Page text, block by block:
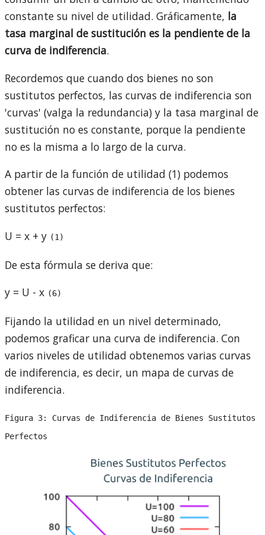
constante su nivel de utilidad. Gráficamente, la
tasa marginal de sustitución es la pendiente de la
curva de indiferencia.
Recordemos que cuando dos bienes no son
sustitutos perfectos, las curvas de indiferencia son
'curvas' (valga la redundancia) y la tasa marginal de
sustitución no es constante, porque la pendiente
no es la misma a lo largo de la curva.
A partir de la función de utilidad (1) podemos
obtener las curvas de indiferencia de los bienes
sustitutos perfectos:
U = x + y (1)
De esta fórmula se deriva que:
y = U - x (6)
Fijando la utilidad en un nivel determinado,
podemos graficar una curva de indiferencia. Con
varios niveles de utilidad obtenemos varias curvas
de indiferencia, es decir, un mapa de curvas de
indiferencia.
Figura 3: Curvas de Indiferencia de Bienes Sustitutos
Perfectos